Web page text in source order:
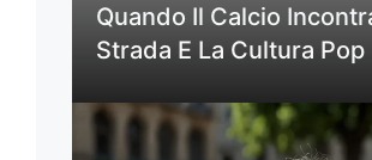
Quando Il Calcio
Strada E La Cultura Pop